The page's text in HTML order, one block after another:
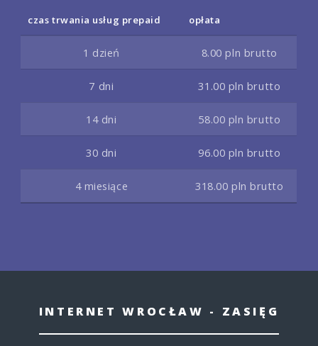
czas trwania usług prepaid opłata
1 dzień 8.00 pln brutto
7 dni 31.00 pln brutto
14 dni 58.00 pln brutto
30 dni 96.00 pln brutto
4 miesiące 318.00 pln brutto
INTERNET WROCŁAW - ZASIĘG